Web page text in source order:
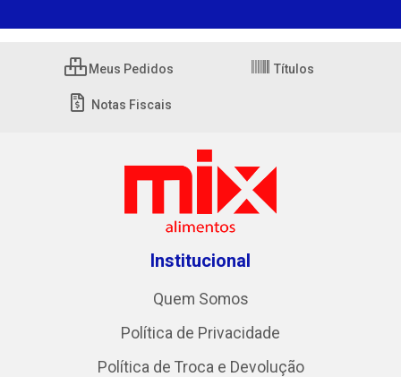
Meus Pedidos Títulos
Notas Fiscais
Institucional
Quem Somos
Política de Privacidade
Política de Troca e Devolução